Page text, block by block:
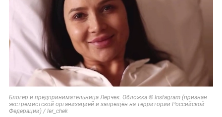
Блогер и предпринимательница Лерчек. Обложка © Instagram (признан
экстремистской организацией и запрещён на территории Российской
Федерации) / ler_chek